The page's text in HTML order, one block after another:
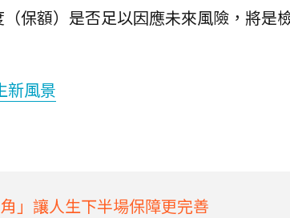
保額）是否足以因應未來風險，將是
新風景
」讓人生下半場保障更完善